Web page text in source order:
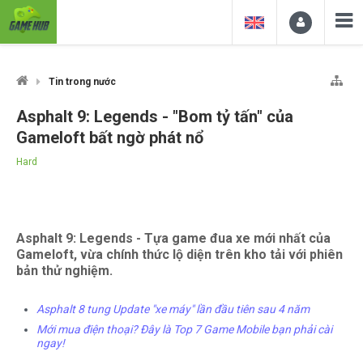
Tin trong nước
Asphalt 9: Legends - "Bom tỷ tấn" của
Gameloft bất ngờ phát nổ
Hard
Asphalt 9: Legends - Tựa game đua xe mới nhất của
Gameloft, vừa chính thức lộ diện trên kho tải với phiên
bản thử nghiệm.
Asphalt 8 tung Update "xe máy" lần đầu tiên sau 4 năm
Mới mua điện thoại? Đây là Top 7 Game Mobile bạn phải cài
ngay!